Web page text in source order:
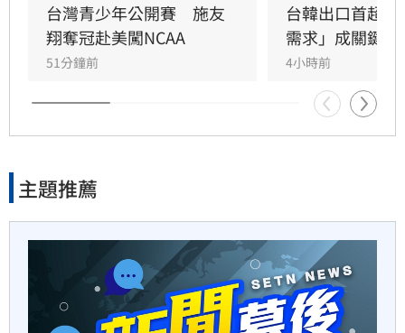
華許9月升息？ING：匯市在他
2小時前
「這餐飲集團」擺脫陰霾！上
半年營收創高
台灣青少年公開賽　施友
翔奪冠赴美闖NCAA
51分鐘前
台韓出口首超
需求」成關鍵
4小時前
主題推薦